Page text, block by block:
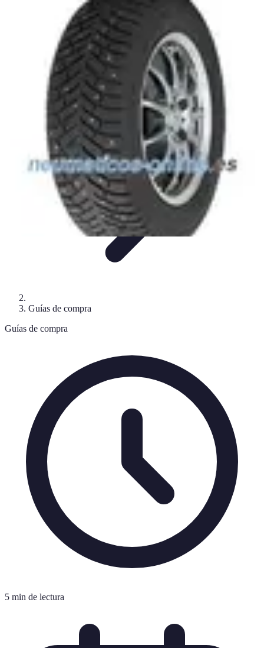
Consejos y Mantenimiento
Guías y Tutoriales
Consejos de
Guía de CompraGuías de Compra
Urgencia Alarma
Guías de compra
Guías de compra
5 min de lectura